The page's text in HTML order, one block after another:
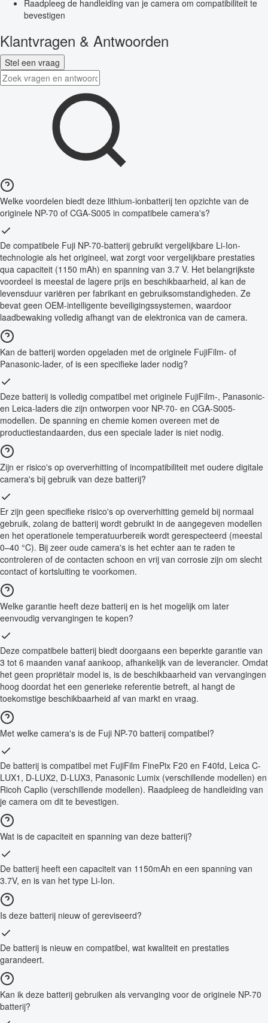
Raadpleeg de handleiding van je camera om compatibiliteit te
bevestigen
Klantvragen & Antwoorden
Stel een vraag
Welke voordelen biedt deze lithium-ionbatterij ten opzichte van de
originele NP-70 of CGA-S005 in compatibele camera's?
De compatibele Fuji NP-70-batterij gebruikt vergelijkbare Li-Ion-
technologie als het origineel, wat zorgt voor vergelijkbare prestaties
qua capaciteit (1150 mAh) en spanning van 3.7 V. Het belangrijkste
voordeel is meestal de lagere prijs en beschikbaarheid, al kan de
levensduur variëren per fabrikant en gebruiksomstandigheden. Ze
bevat geen OEM-intelligente beveiligingssystemen, waardoor
laadbewaking volledig afhangt van de elektronica van de camera.
Kan de batterij worden opgeladen met de originele FujiFilm- of
Panasonic-lader, of is een specifieke lader nodig?
Deze batterij is volledig compatibel met originele FujiFilm-, Panasonic-
en Leica-laders die zijn ontworpen voor NP-70- en CGA-S005-
modellen. De spanning en chemie komen overeen met de
productiestandaarden, dus een speciale lader is niet nodig.
Zijn er risico's op oververhitting of incompatibiliteit met oudere digitale
camera's bij gebruik van deze batterij?
Er zijn geen specifieke risico's op oververhitting gemeld bij normaal
gebruik, zolang de batterij wordt gebruikt in de aangegeven modellen
en het operationele temperatuurbereik wordt gerespecteerd (meestal
0–40 °C). Bij zeer oude camera's is het echter aan te raden te
controleren of de contacten schoon en vrij van corrosie zijn om slecht
contact of kortsluiting te voorkomen.
Welke garantie heeft deze batterij en is het mogelijk om later
eenvoudig vervangingen te kopen?
Deze compatibele batterij biedt doorgaans een beperkte garantie van
3 tot 6 maanden vanaf aankoop, afhankelijk van de leverancier. Omdat
het geen propriëtair model is, is de beschikbaarheid van vervangingen
hoog doordat het een generieke referentie betreft, al hangt de
toekomstige beschikbaarheid af van markt en vraag.
Met welke camera's is de Fuji NP-70 batterij compatibel?
De batterij is compatibel met FujiFilm FinePix F20 en F40fd, Leica C-
LUX1, D-LUX2, D-LUX3, Panasonic Lumix (verschillende modellen) en
Ricoh Caplio (verschillende modellen). Raadpleeg de handleiding van
je camera om dit te bevestigen.
Wat is de capaciteit en spanning van deze batterij?
De batterij heeft een capaciteit van 1150mAh en een spanning van
3.7V, en is van het type Li-Ion.
Is deze batterij nieuw of gereviseerd?
De batterij is nieuw en compatibel, wat kwaliteit en prestaties
garandeert.
Kan ik deze batterij gebruiken als vervanging voor de originele NP-70
batterij?